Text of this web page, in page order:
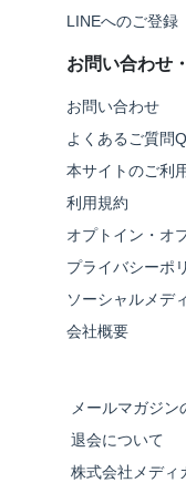
LINEへのご登録
お問い合わせ
お問い合わせ
よくあるご質問
本サイトのご利
利用規約
オプトイン・オ
プライバシーポ
ソーシャルメデ
会社概要
メールマガジ
退会について
株式会社メデ